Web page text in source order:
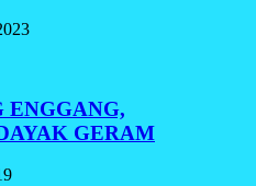
ENGGANG,
GERAM